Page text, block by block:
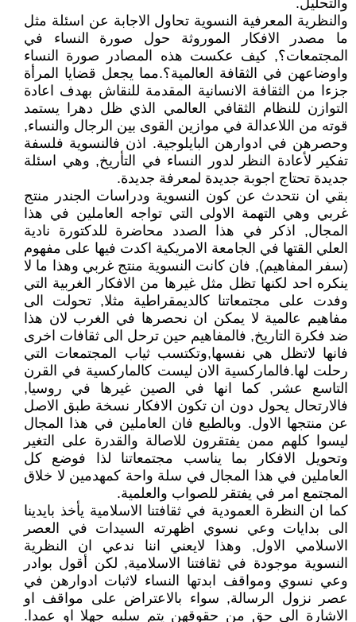
والتحليل.
والنظرية المعرفية النسوية تحاول الاجابة عن اسئلة مثل
ما مصدر الافكار الموروثة حول صورة النساء في
المجتمعات؟, كيف عكست هذه المصادر صورة النساء
واوضاعهن في الثقافة العالمية؟.مما يجعل قضايا المرأة
جزءا من الثقافة الانسانية المقدمة للنقاش بهدف اعادة
التوازن للنظام الثقافي العالمي الذي ظل دهرا يستمد
قوته من اللاعدالة في موازين القوى بين الرجال والنساء,
وحصرهن في ادوارهن البايلوجية. اذن فالنسوية فلسفة
تفكير لأعادة النظر لدور النساء في التأريخ, وهي اسئلة
جديدة تحتاج اجوبة جديدة لمعرفة جديدة.
بقي ان نتحدث عن كون النسوية ودراسات الجندر منتج
غربي وهي التهمة الاولى التي تواجه العاملين في هذا
المجال, اذكر في هذا الصدد محاضرة للدكتورة نادية
العلي القتها في الجامعة الامريكية اكدت فيها على مفهوم
(سفر المفاهيم), فان كانت النسوية منتج غربي وهذا ما لا
ينكره احد لكنها تظل مثل غيرها من الافكار الغربية التي
وفدت على مجتمعاتنا كالديمقراطية مثلا, تحولت الى
مفاهيم عالمية لا يمكن ان نحصرها في الغرب لان هذا
ضد فكرة التاريخ, فالمفاهيم حين ترحل الى ثقافات اخرى
فانها لاتظل هي نفسها,وتكتسب ثياب المجتمعات التي
رحلت لها.فالماركسية الان ليست كالماركسية في القرن
التاسع عشر, كما انها في الصين غيرها في روسيا,
فالارتحال يحول دون ان تكون الافكار نسخة طبق الاصل
عن منتجها الاول. وبالطبع فان العاملين في هذا المجال
ليسوا كلهم ممن يفتقرون للاصالة والقدرة على التغير
وتحويل الافكار بما يناسب مجتمعاتنا لذا فوضع كل
العاملين في هذا المجال في سلة واحة كمهدمين لا خلاق
المجتمع امر في يفتقر للصواب والعلمية.
كما ان النظرة العمودية في ثقافتنا الاسلامية يأخذ بايدينا
الى بدايات وعي نسوي اظهرته السيدات في العصر
الاسلامي الاول, وهذا لايعني اننا ندعي ان النظرية
النسوية موجودة في ثقافتنا الاسلامية, لكن أقول بوادر
وعي نسوي ومواقف ابدتها النساء لاثبات ادوارهن في
عصر نزول الرسالة, سواء بالاعتراض على مواقف او
الاشارة الى حق من حقوقهن يتم سلبه جهلا او عمدا.